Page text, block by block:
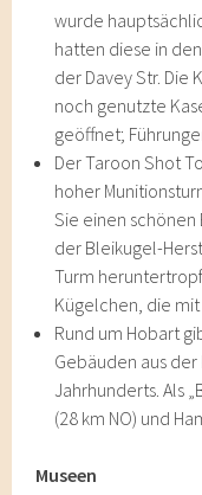
wurde
hatten diese in
der Davey Str. Die
noch genutzte
geöffnet;
Der Taroon Shot
hoher
Sie einen
der Bleikugel-
Turm
Kügelchen, die
Rund um Hobart
Gebäuden aus
Jahrhunderts. Als
(28 km NO) und
Museen